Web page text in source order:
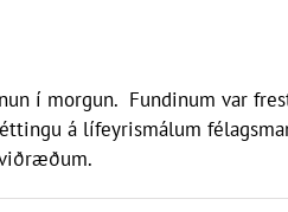
í morgun. Fundinum var
á lífeyrismálum